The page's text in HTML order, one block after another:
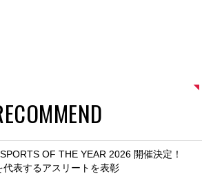
OF THE YEAR 2026 開催決定！
代表するアスリートを表彰